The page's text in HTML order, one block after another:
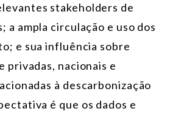
stakeholders de
ampla circulação e uso dos
e sua influência sobre
privadas, nacionais e
à descarbonização
é que os dados e